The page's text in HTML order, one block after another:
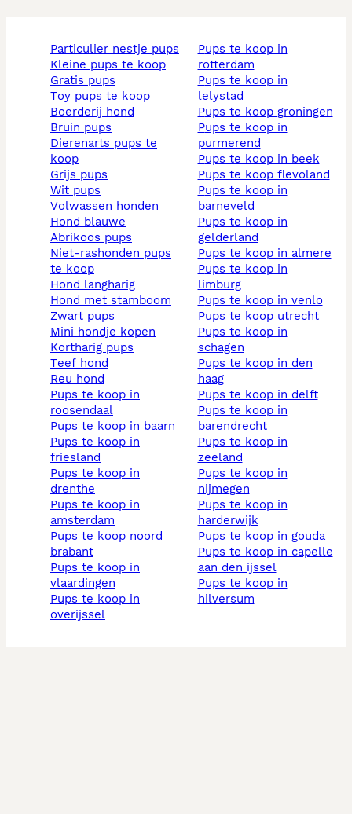
particulier nestje pups
kleine pups te koop
gratis pups
toy pups te koop
boerderij hond
bruin pups
dierenarts pups te
koop
grijs pups
wit pups
volwassen honden
hond blauwe
abrikoos pups
niet-rashonden pups
te koop
hond langharig
hond met stamboom
zwart pups
mini hondje kopen
kortharig pups
teef hond
reu hond
pups te koop in
roosendaal
pups te koop in baarn
pups te koop in
friesland
pups te koop in
drenthe
pups te koop in
amsterdam
pups te koop noord
brabant
pups te koop in
vlaardingen
pups te koop in
overijssel
pups te koop in
rotterdam
pups te koop in
lelystad
pups te koop groningen
pups te koop in
purmerend
pups te koop in beek
pups te koop flevoland
pups te koop in
barneveld
pups te koop in
gelderland
pups te koop in almere
pups te koop in
limburg
pups te koop in venlo
pups te koop utrecht
pups te koop in
schagen
pups te koop in den
haag
pups te koop in delft
pups te koop in
barendrecht
pups te koop in
zeeland
pups te koop in
nijmegen
pups te koop in
harderwijk
pups te koop in gouda
pups te koop in capelle
aan den ijssel
pups te koop in
hilversum